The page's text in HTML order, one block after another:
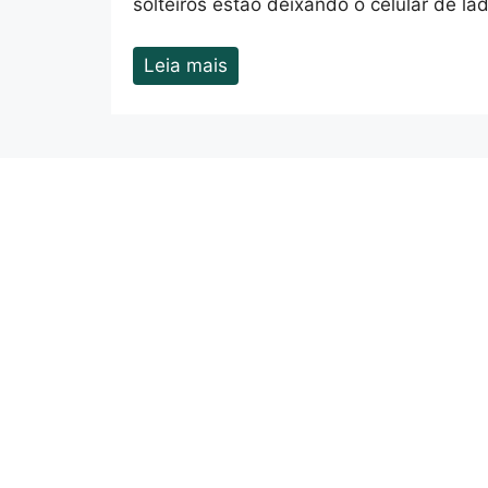
solteiros estão deixando o celular de
Leia mais